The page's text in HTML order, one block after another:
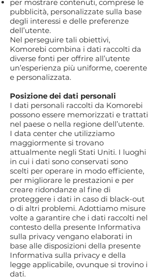
per mostrare contenuti, comprese le
pubblicità, personalizzate sulla base
degli interessi e delle preferenze
dell’utente.
Nel perseguire tali obiettivi,
Komorebi combina i dati raccolti da
diverse fonti per offrire all’utente
un’esperienza più uniforme, coerente
e personalizzata.
Posizione dei dati personali
I dati personali raccolti da Komorebi
possono essere memorizzati e trattati
nel paese o nella regione dell’utente.
I data center che utilizziamo
maggiormente si trovano
attualmente negli Stati Uniti. I luoghi
in cui i dati sono conservati sono
scelti per operare in modo efficiente,
per migliorare le prestazioni e per
creare ridondanze al fine di
proteggere i dati in caso di black-out
o di altri problemi. Adottiamo misure
volte a garantire che i dati raccolti nel
contesto della presente Informativa
sulla privacy vengano elaborati in
base alle disposizioni della presente
Informativa sulla privacy e della
legge applicabile, ovunque si trovino i
dati.